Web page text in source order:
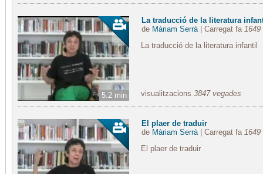
5.2 min
La traducció de la literatura
de Màriam Serrà| Carregat fa 1649
La traducció de la literatura infantil
visualitzacions 3847 vegades
El plaer de traduir
de Màriam Serrà| Carregat fa 1649
El plaer de traduir